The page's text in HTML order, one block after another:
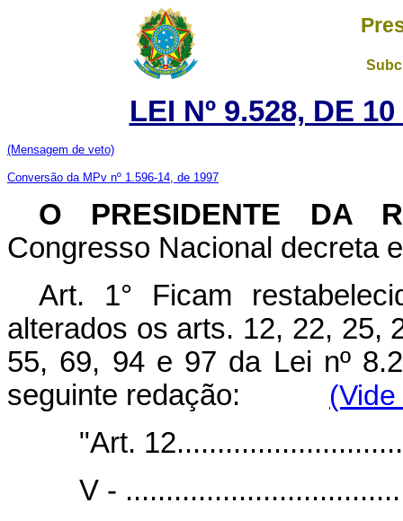
LEI Nº 9.528, DE
(Mensagem de veto)
Conversão da MPv nº 1.596-14, de 1997
O PRESIDENTE DA
Congresso Nacional decreta
Art. 1° Ficam
alterados os arts. 12, 22, 25,
55, 69, 94 e 97 da Lei nº
seguinte redação:
"Art.
V -